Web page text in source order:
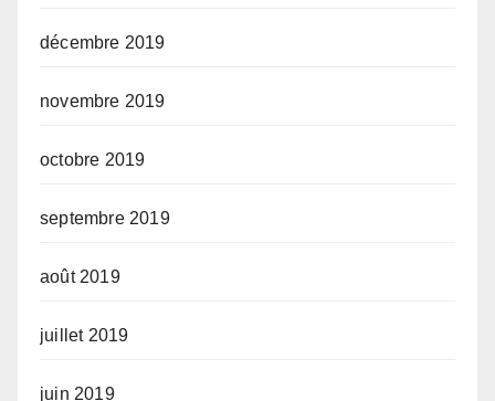
décembre 2019
novembre 2019
octobre 2019
septembre 2019
août 2019
juillet 2019
juin 2019